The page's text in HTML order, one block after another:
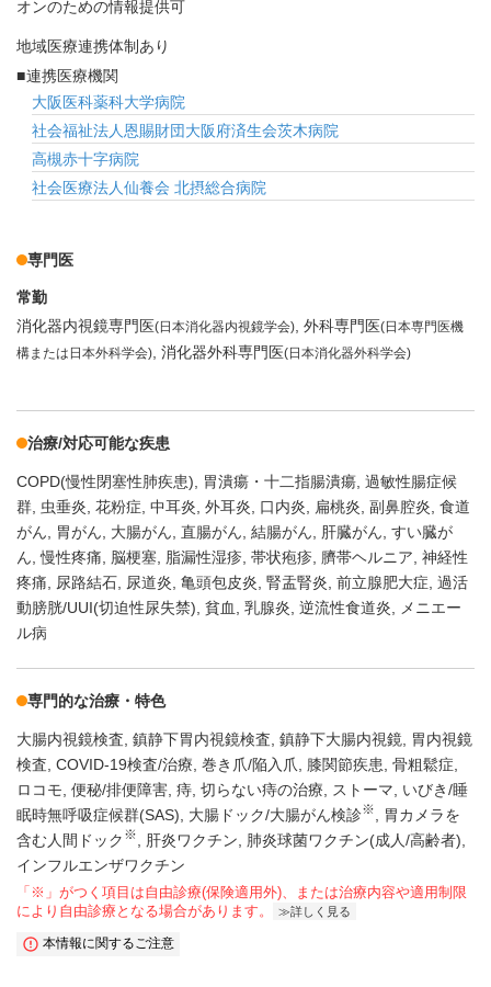
オンのための情報提供可
地域医療連携体制あり
連携医療機関
大阪医科薬科大学病院
社会福祉法人恩賜財団大阪府済生会茨木病院
高槻赤十字病院
社会医療法人仙養会 北摂総合病院
専門医
常勤
消化器内視鏡専門医(日本消化器内視鏡学会) 外科専門医(日本専門医機
構または日本外科学会) 消化器外科専門医(日本消化器外科学会)
治療/対応可能な疾患
COPD(慢性閉塞性肺疾患) 胃潰瘍・十二指腸潰瘍 過敏性腸症候
群 虫垂炎 花粉症 中耳炎 外耳炎 口内炎 扁桃炎 副鼻腔炎 食道
がん
胃がん 大腸がん 直腸がん 結腸がん 肝臓がん すい臓が
ん 慢性疼痛 脳梗塞 脂漏性湿疹 帯状疱疹 臍帯ヘルニア 神経性
疼痛
尿路結石 尿道炎 亀頭包皮炎 腎盂腎炎 前立腺肥大症 過活
動膀胱/UUI(切迫性尿失禁) 貧血 乳腺炎 逆流性食道炎
メニエー
ル病
専門的な治療・特色
大腸内視鏡検査 鎮静下胃内視鏡検査 鎮静下大腸内視鏡
胃内視鏡
検査 COVID-19検査/治療 巻き爪/陥入爪 膝関節疾患 骨粗鬆症
ロコモ 便秘/排便障害 痔 切らない痔の治療 ストーマ
いびき/睡
眠時無呼吸症候群(SAS)
大腸ドック/大腸がん検診※
胃カメラを
含む人間ドック ※ 肝炎ワクチン
肺炎球菌ワクチン(成人/高齢者)
インフルエンザワクチン
「※」がつく項目は自由診療(保険適用外)、または治療内容や適用制限
により自由診療となる場合があります。
詳しく見る
本情報に関するご注意